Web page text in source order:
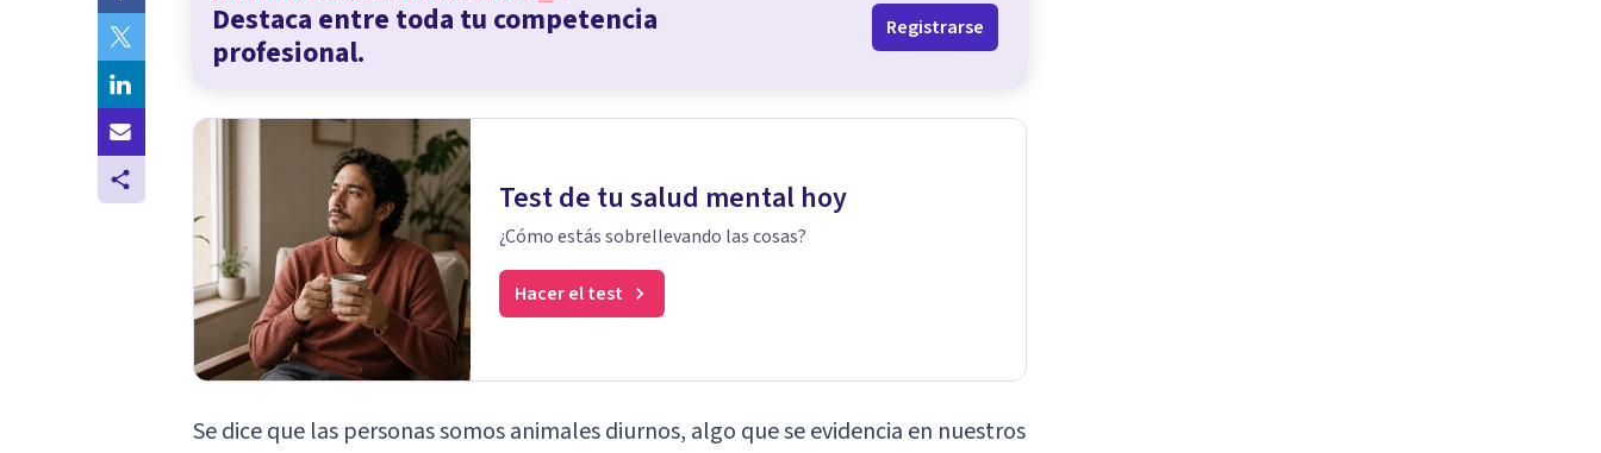
Destaca entre toda tu competencia
profesional.
Registrarse
Test de tu salud mental hoy
¿Cómo estás sobrellevando las cosas?
Hacer el test
Se dice que las personas somos animales diurnos, algo que se evidencia en nuestros